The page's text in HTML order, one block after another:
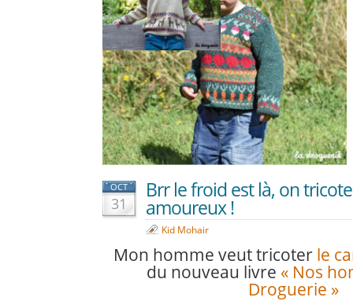
OCT
31
Brr le froid est là, on
amoureux !
Kid Mohair
Mon homme veut tricoter le
du nouveau livre « Nos
Droguerie »